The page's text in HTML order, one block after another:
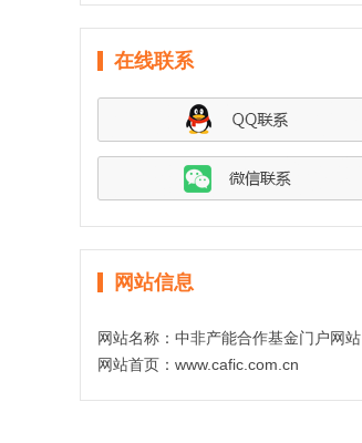
在线联系
网站信息
网站名称： 中非产能合作基金门户网站
网站首页： www.cafic.com.cn